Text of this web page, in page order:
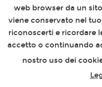
web browser da un
viene conservato nel
riconoscerti e ricordare
accetto o continuando
nostro uso dei